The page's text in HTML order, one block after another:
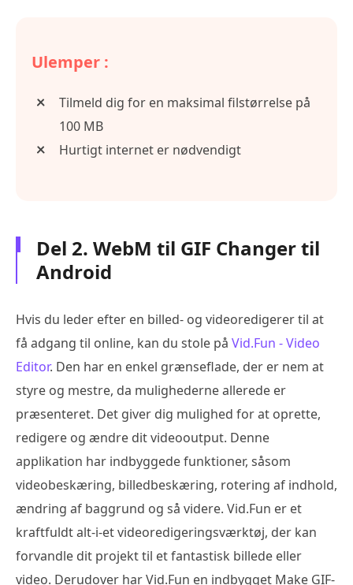
Ulemper :
Tilmeld dig for en maksimal filstørrelse på
100 MB
Hurtigt internet er nødvendigt
Del 2. WebM til GIF Changer til
Android
Hvis du leder efter en billed- og videoredigerer til at
få adgang til online, kan du stole på Vid.Fun - Video
Editor. Den har en enkel grænseflade, der er nem at
styre og mestre, da mulighederne allerede er
præsenteret. Det giver dig mulighed for at oprette,
redigere og ændre dit videooutput. Denne
applikation har indbyggede funktioner, såsom
videobeskæring, billedbeskæring, rotering af indhold,
ændring af baggrund og så videre. Vid.Fun er et
kraftfuldt alt-i-et videoredigeringsværktøj, der kan
forvandle dit projekt til et fantastisk billede eller
video. Derudover har Vid.Fun en indbygget Make GIF-